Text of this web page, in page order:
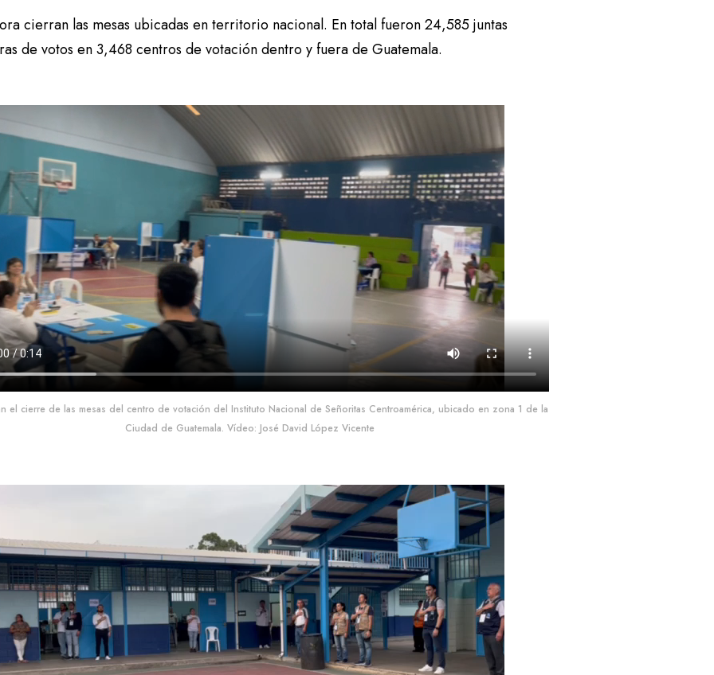
cierran las mesas ubicadas en territorio nacional. En total fueron 24,585 juntas
de votos en 3,468 centros de votación dentro y fuera de Guatemala.
el cierre de las mesas del centro de votación del Instituto Nacional de Señoritas Centroamérica, ubicado en zona 1 de la
Ciudad de Guatemala. Vídeo: José David López Vicente